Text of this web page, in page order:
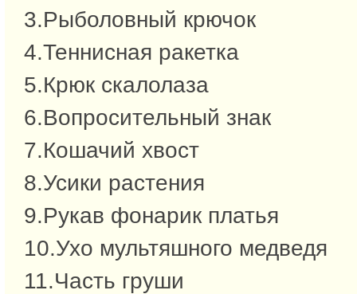
3.Рыболовный крючок
4.Теннисная ракетка
5.Крюк скалолаза
6.Вопросительный знак
7.Кошачий хвост
8.Усики растения
9.Рукав фонарик платья
10.Ухо мультяшного медведя
11.Часть груши